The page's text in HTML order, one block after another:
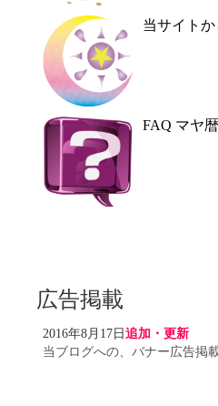
当サイト
FAQ マヤ
広告掲載
2016年8月17日 追加・更新
当ブログへの、バナー広告掲